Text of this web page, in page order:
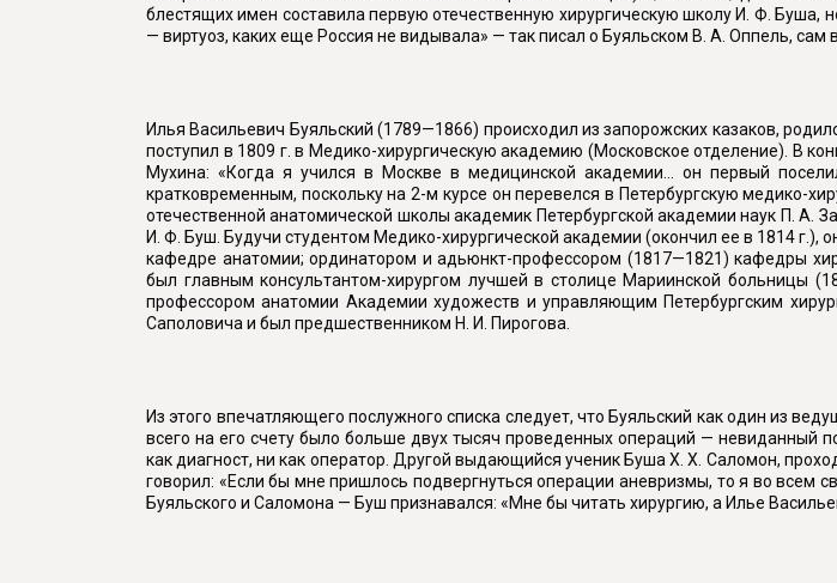
блестящих имен составила первую отечественную хирургическую школу И. Ф. Буша,
— виртуоз, каких еще Россия не видывала» — так писал о Буяльском В. А. Оппель, сам
Илья Васильевич Буяльский (1789—1866) происходил из запорожских казаков,
поступил в 1809 г. в Медико-хирургическую академию (Московское отделение). В
Мухина: «Когда я учился в Москве в медицинской академии... он первый
кратковременным, поскольку на 2-м курсе он перевелся в Петербургскую медико-
отечественной анатомической школы академик Петербургской академии наук П. А.
И. Ф. Буш. Будучи студентом Медико-хирургической академии (окончил ее в 1814
кафедре анатомии; ординатором и адьюнкт-профессором (1817—1821) кафедры
был главным консультантом-хирургом лучшей в столице Мариинской больницы
профессором анатомии Академии художеств и управляющим Петербургским
Саполовича и был предшественником Н. И. Пирогова.
Из этого впечатляющего послужного списка следует, что Буяльский как один из
всего на его счету было больше двух тысяч проведенных операций — невиданный
как диагност, ни как оператор. Другой выдающийся ученик Буша X. X. Саломон,
говорил: «Если бы мне пришлось подвергнуться операции аневризмы, то я во всем
Буяльского и Саломона — Буш признавался: «Мне бы читать хирургию, а Илье